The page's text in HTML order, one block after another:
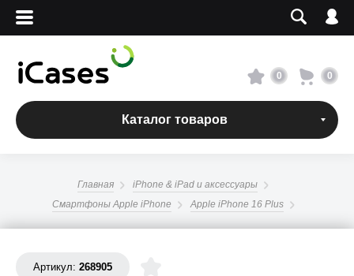
Вход
Сервисный центр
О магазине
0 0
Каталог товаров
Главная
iPhone & iPad и аксессуары
Смартфоны Apple iPhone
Apple iPhone 16 Plus
Артикул: 268905